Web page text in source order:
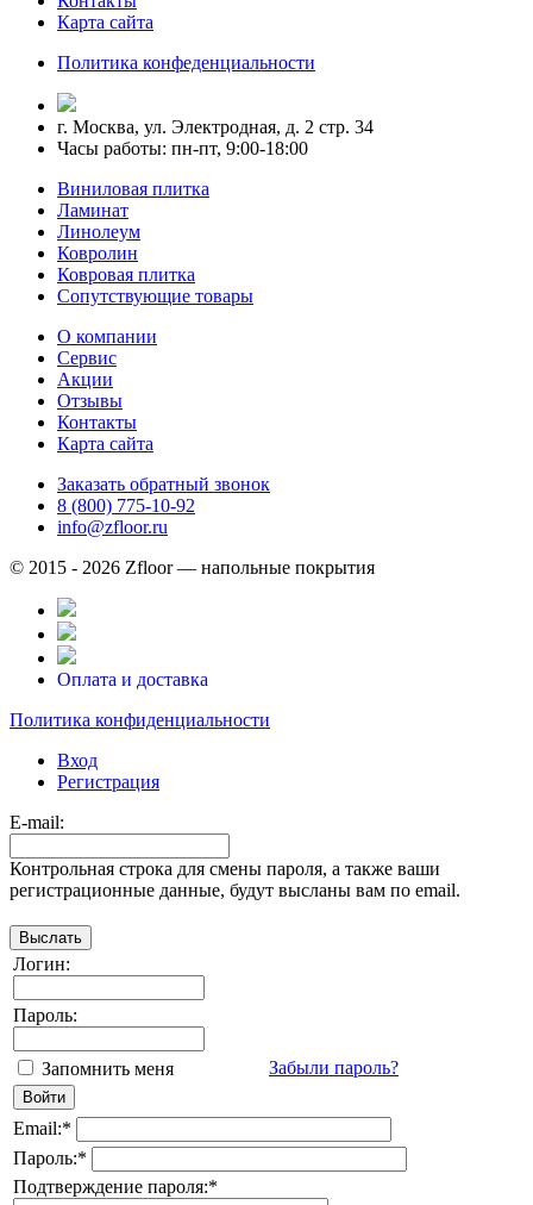
Карта сайта
Политика конфеденциальности
г. Москва, ул. Электродная, д. 2 стр. 34
Часы работы: пн-пт, 9:00-18:00
Виниловая плитка
Ламинат
Линолеум
Ковролин
Ковровая плитка
Сопутствующие товары
О компании
Сервис
Акции
Отзывы
Контакты
Карта сайта
Заказать обратный звонок
8 (800) 775-10-92
info@zfloor.ru
© 2015 - 2026 Zfloor — напольные покрытия
Оплата и доставка
Политика конфиденциальности
Вход
Регистрация
E-mail:
Контрольная строка для смены пароля, а также ваши
регистрационные данные, будут высланы вам по email.
Логин:
Пароль:
Запомнить меня Забыли пароль?
Email:*
Пароль:*
Подтверждение пароля:*